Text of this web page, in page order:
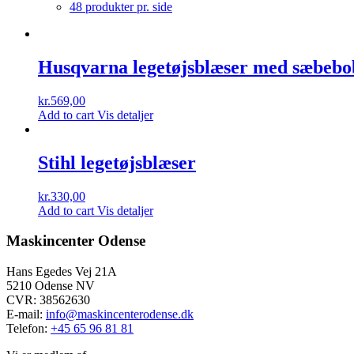
48 produkter pr. side
Husqvarna legetøjsblæser med
kr.569,00
Add to cart Vis detaljer
Stihl legetøjsblæser
kr.330,00
Add to cart Vis detaljer
Maskincenter Odense
Hans Egedes Vej 21A
5210 Odense NV
CVR: 38562630
E-mail: info@maskincenterodense.dk
Telefon: +45 65 96 81 81